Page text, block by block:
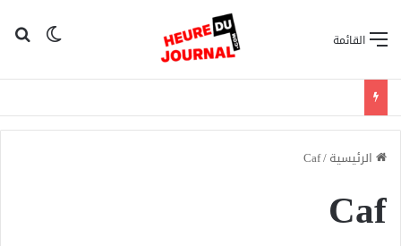
القائمة
الرئيسية/
Caf
Caf